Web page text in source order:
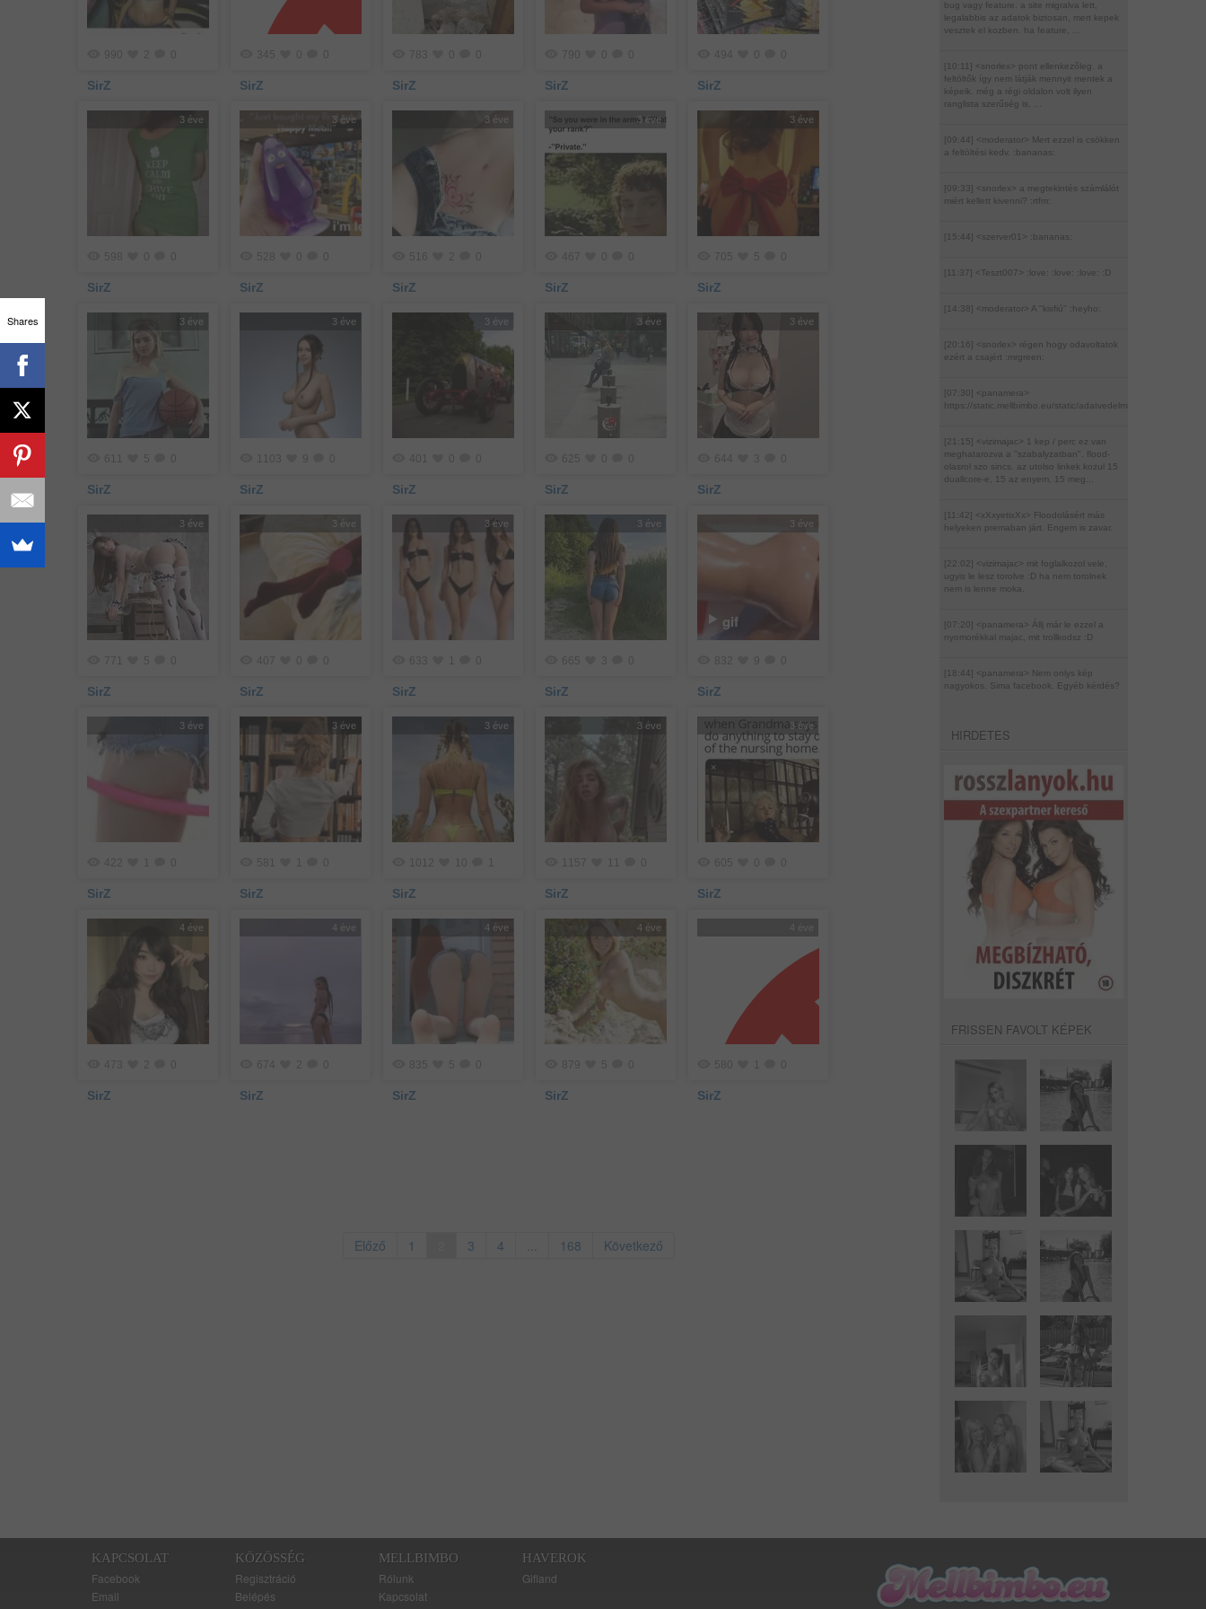
990 2
SirZ
345
SirZ
783
SirZ
790
SirZ
494
SirZ
3 éve
598
SirZ
3 éve
528
SirZ
3 éve
516 2
SirZ
3 éve
467
SirZ
3 éve
705 5
SirZ
3 éve
611 5
SirZ
3 éve
1103 9
SirZ
3 éve
SirZ
3 éve
625
SirZ
3 éve
644 3
SirZ
3 éve
771 5
SirZ
3 éve
407
SirZ
3 éve
633
SirZ
3 éve
665 3
SirZ
gif
3 éve
832 9
SirZ
3 éve
422
SirZ
3 éve
581
SirZ
3 éve
1012
SirZ
3 éve
1157
SirZ
3 éve
605
SirZ
4 éve
473 2
SirZ
4 éve
674 2
SirZ
4 éve
835 5
SirZ
4 éve
879 5
SirZ
4 éve
580
SirZ
Előző 1 3 4 ... 168 Következő
bug vagy feature. a site migralva lett,
legalabbis az adatok biztosan, mert kepek
vesztek el kozben. ha feature, ...
[10:11] <snorlex> pont ellenkezőleg. a
feltöltők így nem látják mennyit mentek a
képeik. még a régi oldalon volt ilyen
ranglista szerűség is, ...
[09:44] <moderator> Mert ezzel is csökken
a feltöltési kedv. :bananas:
[09:33] <snorlex> a megtekintés számlálót
miért kellett kivenni? :rtfm:
[15:44] <szerver01> :bananas:
[11:37] <Teszt007> :love: :love: :love: :D
[14:38] <moderator> A "kisfiú" :heyho:
[20:16] <snorlex> régen hogy odavoltatok
ezért a csajért :mrgreen:
[07:30] <panamera>
https://static.mellbimbo.eu/static/
[21:15] <vizimajac> 1 kep / perc ez van
meghatarozva a "szabalyzatban". flood-
olasrol szo sincs. az utolso linkek kozul 15
duallcore-e, 15 az enyem, 15 meg...
[11:42] <xXxyetixXx> Floodolásért más
helyeken premaban járt. Engem is zavar.
[22:02] <vizimajac>
mit foglalkozol vele,
ugyis le lesz torolve :D ha nem torolnek
nem is lenne moka.
[07:20] <panamera> Állj már le ezzel a
nyomorékkal majac, mit trollkodsz :D
[18:44] <panamera> Nem onlys kép
nagyokos. Sima facebook. Egyéb kérdés?
HIRDETES
FRISSEN FAVOLT KÉPEK
KAPCSOLAT
Facebook
Email
KÖZÖSSÉG
Regisztráció
Belépés
MELLBIMBO
Rólunk
Kapcsolat
HAVEROK
Gifland
Shares